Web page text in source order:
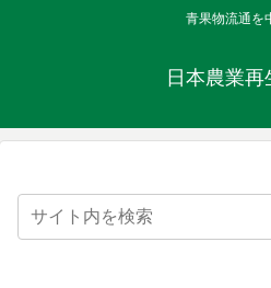
青果物流通を
日本農業